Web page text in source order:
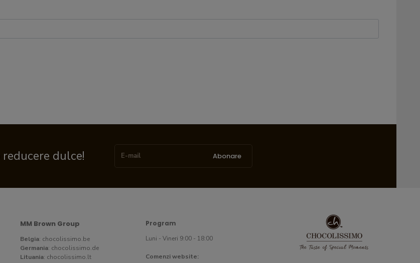
dulce! Abonare
MM Brown Group
Belgia: chocolissimo.be
Germania: chocolissimo.de
Lituania: chocolissimo.lt
Program
Luni - Vineri 9:00 - 18:00
Comenzi website: